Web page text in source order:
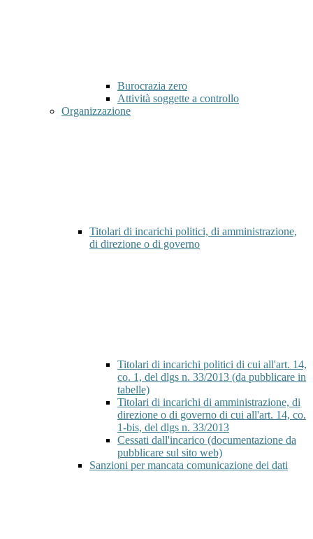
Burocrazia zero
Attività soggette a controllo
Organizzazione
Titolari di incarichi politici, di amministrazione,
di direzione o di governo
Titolari di incarichi politici di cui all'art. 14,
co. 1, del dlgs n. 33/2013 (da pubblicare in
tabelle)
Titolari di incarichi di amministrazione, di
direzione o di governo di cui all'art. 14, co.
1-bis, del dlgs n. 33/2013
Cessati dall'incarico (documentazione da
pubblicare sul sito web)
Sanzioni per mancata comunicazione dei dati